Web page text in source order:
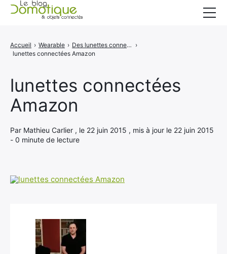
lunettes connectées
Amazon
Par Mathieu Carlier , le 22 juin 2015 , mis à jour le 22 juin 2015
- 0 minute de lecture
Accueil › Wearable › Des lunettes connectées Amazon bientôt commercialisées ? ›
lunettes connectées Amazon
Catégories
A propos
CONTACT